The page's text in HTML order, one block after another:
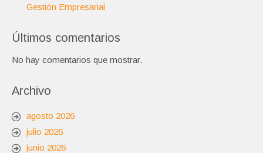
Gestión Empresarial
Últimos comentarios
No hay comentarios que mostrar.
Archivo
agosto 2026
julio 2026
junio 2026